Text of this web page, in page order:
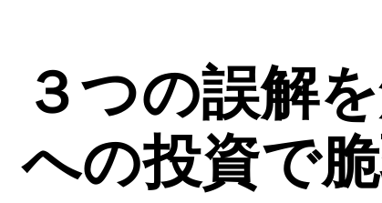
３つの誤解
への投資で